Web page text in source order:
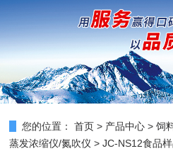
您的位置： 首页 > 产品中心 >饲
蒸发浓缩仪/氮吹仪 > JC-NS12食品